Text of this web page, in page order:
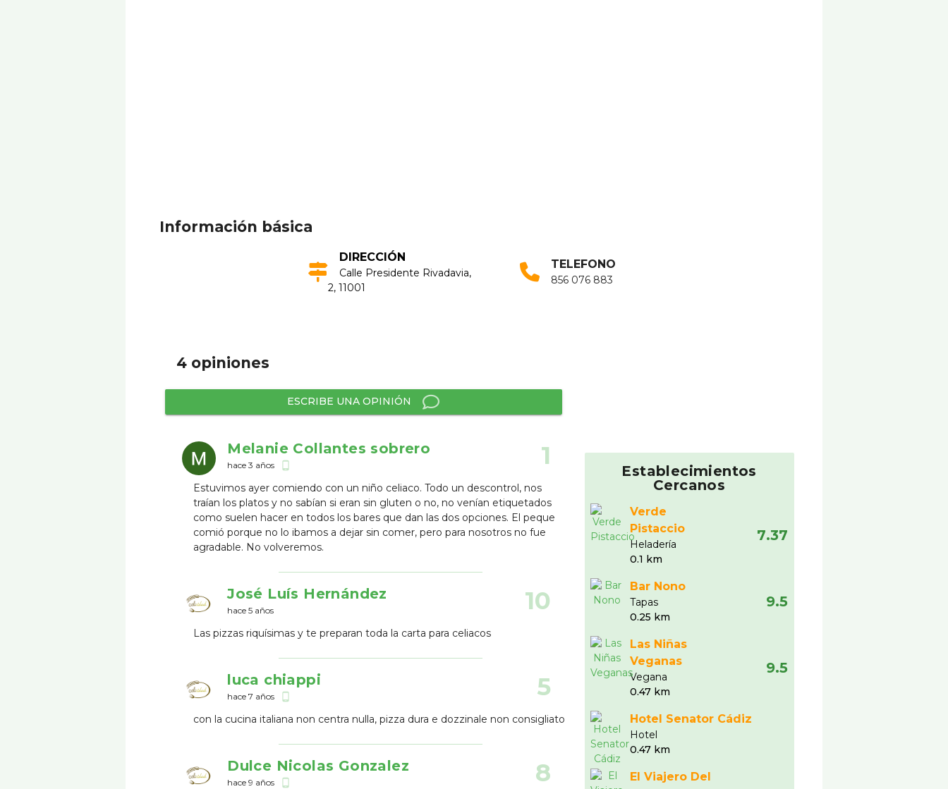
Información básica
DIRECCIÓN
Calle Presidente Rivadavia,
2, 11001
TELEFONO
856 076 883
4 opiniones
ESCRIBE UNA OPINIÓN
Melanie Collantes sobrero
hace 3 años phone_android 1
Estuvimos ayer comiendo con un niño celiaco. Todo un descontrol, nos
traían los platos y no sabían si eran sin gluten o no, no venían etiquetados
como suelen hacer en todos los bares que dan las dos opciones. El peque
comió porque no lo ibamos a dejar sin comer, pero para nosotros no fue
agradable. No volveremos.
José Luís Hernández
hace 5 años 10
Las pizzas riquísimas y te preparan toda la carta para celiacos
luca chiappi
hace 7 años phone_android 5
con la cucina italiana non centra nulla, pizza dura e dozzinale non consigliato
Dulce Nicolas Gonzalez
hace 9 años phone_android 8
Establecimientos
Cercanos
Verde
Pistaccio
Heladerí­a
0.1 km
7.37
Bar Nono
Tapas
0.25 km
9.5
Las Niñas
Veganas
Vegana
0.47 km
9.5
Hotel Senator Cádiz
Hotel
0.47 km
El Viajero Del